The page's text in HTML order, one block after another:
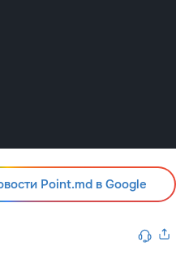
Point.md в Google